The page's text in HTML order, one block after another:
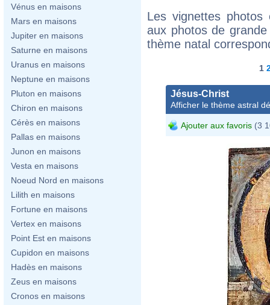
Vénus en maisons
Mars en maisons
Jupiter en maisons
Saturne en maisons
Uranus en maisons
Neptune en maisons
Pluton en maisons
Chiron en maisons
Cérès en maisons
Pallas en maisons
Junon en maisons
Vesta en maisons
Noeud Nord en maisons
Lilith en maisons
Fortune en maisons
Vertex en maisons
Point Est en maisons
Cupidon en maisons
Hadès en maisons
Zeus en maisons
Cronos en maisons
Les vignettes
aux photos de
thème natal
1
Jésus-Christ
Afficher le thème astral
Ajouter aux favoris (3